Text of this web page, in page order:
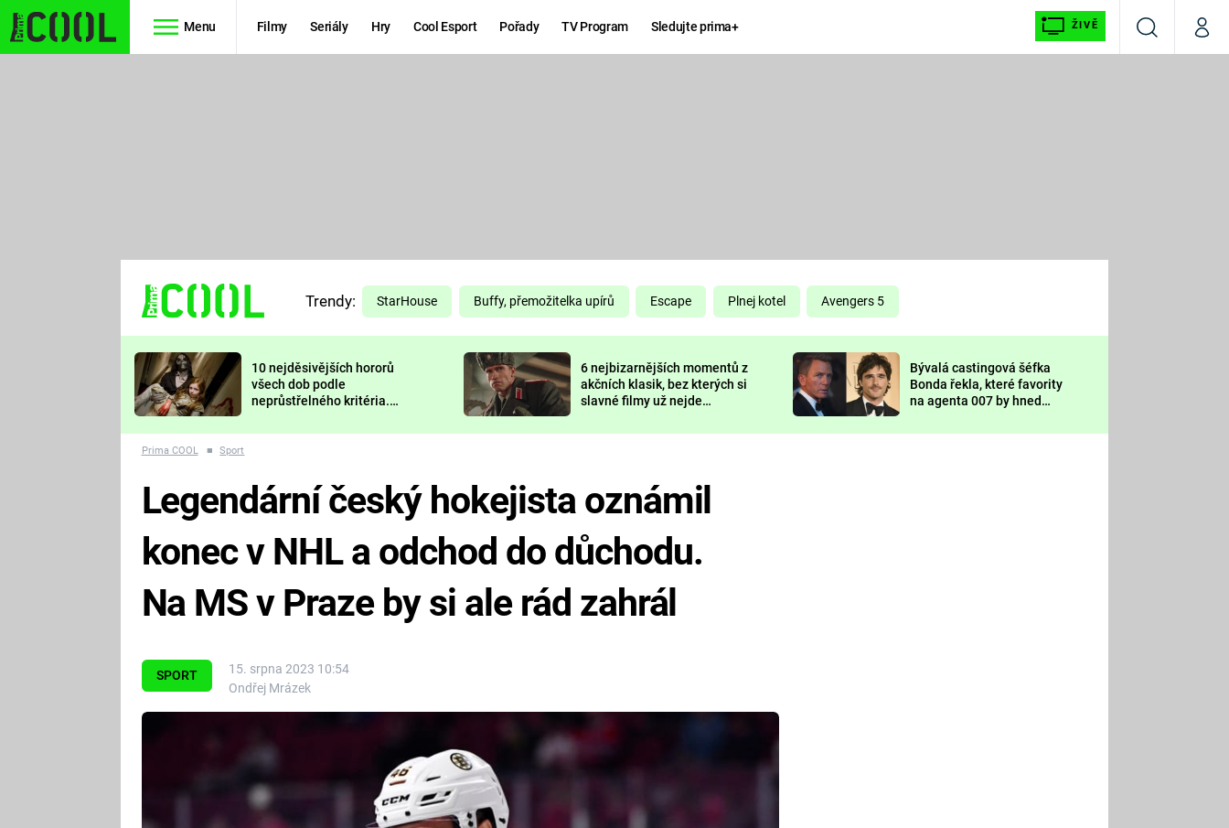
Menu Filmy Seriály Hry Cool Esport Pořady TV Program Sledujte prima+ ŽIVĚ
VyhledáváníMůj
TŘESKU
FUTURAMA
PREDÁTOR
DELIVERANCE
KOMEDIE
CHUCK
NORRIS
DEADPOOL
Prima LAJK
Sledujte nás
Trendy: StarHouse Buffy, přemožitelka upírů Escape Plnej kotel Avengers 5
10 nejděsivějších hororů
všech dob podle
neprůstřelného kritéria.
nejvíc zvednou tep?
6 nejbizarnějších momentů z
akčních klasik, bez kterých si
slavné filmy už nejde
Bývalá castingová šéfka
Bonda řekla, které favority
na agenta 007 by hned
Prima COOL ■ Sport
SPORT
15. srpna 2023 10:54
Ondřej Mrázek
Legendární český hokejista oznámil
konec v NHL a odchod do důchodu.
Na MS v Praze by si ale rád zahrál